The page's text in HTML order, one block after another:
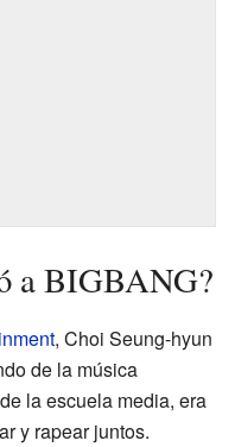
a BIGBANG?
, Choi Seung-hyun
de la música
la escuela media, era
y rapear juntos.